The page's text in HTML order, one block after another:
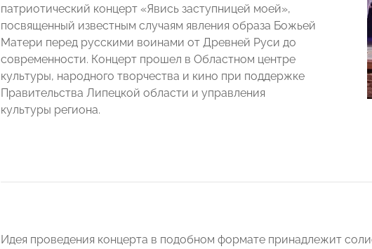
патриотический концерт «Явись заступницей моей»,
посвященный известным случаям явления образа Божьей
Матери перед русскими воинами от Древней Руси до
современности. Концерт прошел в Областном центре
культуры, народного творчества и кино при поддержке
Правительства Липецкой области и управления
культуры региона.
Идея проведения концерта в подобном формате принадлежит